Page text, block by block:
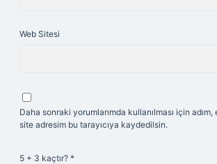
Web Sitesi
Daha sonraki yorumlarımda kullanılması için
site adresim bu tarayıcıya kaydedilsin.
5 + 3 kaçtır? *